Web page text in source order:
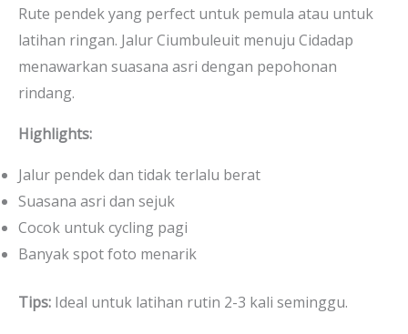
Rute pendek yang perfect untuk pemula atau untuk
latihan ringan. Jalur Ciumbuleuit menuju Cidadap
menawarkan suasana asri dengan pepohonan
rindang.
Highlights:
Jalur pendek dan tidak terlalu berat
Suasana asri dan sejuk
Cocok untuk cycling pagi
Banyak spot foto menarik
Tips: Ideal untuk latihan rutin 2-3 kali seminggu.